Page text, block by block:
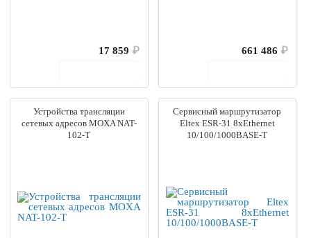
17 859 ₽
661 486 ₽
Устройства трансляции
сетевых адресов MOXA NAT-
102-T
Сервисный маршрутизатор
Eltex ESR-31 8xEthernet
10/100/1000BASE-T